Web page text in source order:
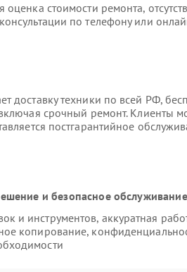
стоимости ремонта,
по телефону или
доставку техники по всей РФ,
срочный ремонт. Клиенты
постгарантийное
и безопасное
и инструментов, аккуратная
копирование,